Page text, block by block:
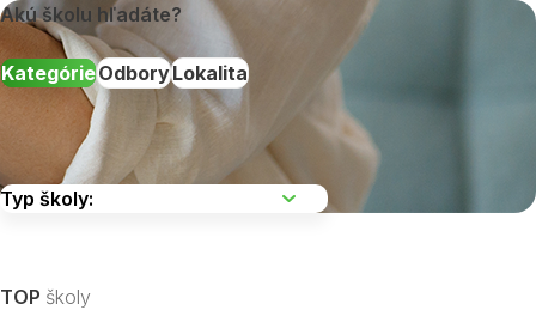
Akú školu hľadáte?
KategórieOdboryLokalita
TOP školy